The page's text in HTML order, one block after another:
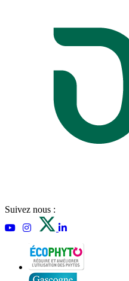
Suivez nous :